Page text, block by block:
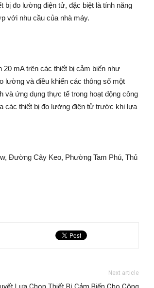
bị đo lường điện tử, đặc biệt là tính năng
với nhu cầu của nhà máy.
20 mA trên các thiết bị cảm biến như
lường và điều khiển các thông số một
và ứng dụng thực tế trong hoạt động công
các thiết bị đo lường điện tử trước khi lựa
Đường Cây Keo, Phường Tam Phú, Thủ
Next article